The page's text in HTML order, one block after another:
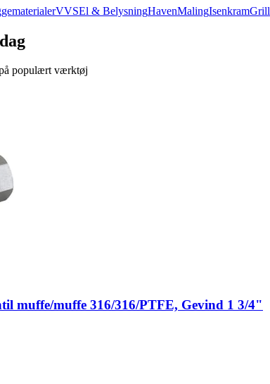
VVSEl & BelysningHavenMalingIsenkramGrill
populært værktøj
muffe/muffe 316/316/PTFE, Gevind 1 3/4"